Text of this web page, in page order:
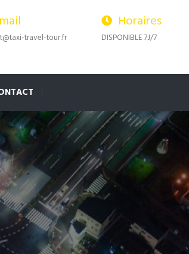
travel-tour.fr
Horaires
DISPONIBLE 7J/7